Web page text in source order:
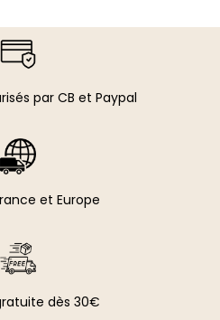
par CB et Paypal​
et Europe
dès 30€